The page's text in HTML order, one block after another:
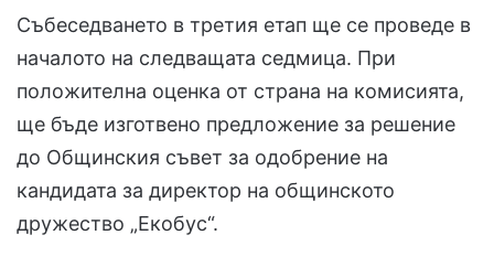
Събеседването в третия етап ще се проведе в
началото на следващата седмица. При
положителна оценка от страна на комисията,
ще бъде изготвено предложение за решение
до Общинския съвет за одобрение на
кандидата за директор на общинското
дружество „Екобус“.